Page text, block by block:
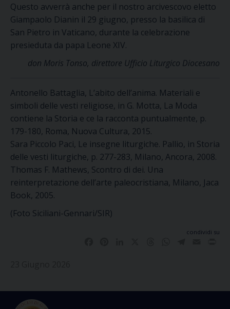
Questo avverrà anche per il nostro arcivescovo eletto
Giampaolo Dianin il 29 giugno, presso la basilica di
San Pietro in Vaticano, durante la celebrazione
presieduta da papa Leone XIV.
don Moris Tonso, direttore Ufficio Liturgico Diocesano
Antonello Battaglia, L’abito dell’anima. Materiali e
simboli delle vesti religiose, in G. Motta, La Moda
contiene la Storia e ce la racconta puntualmente, p.
179-180, Roma, Nuova Cultura, 2015.
Sara Piccolo Paci, Le insegne liturgiche. Pallio, in Storia
delle vesti liturgiche, p. 277-283, Milano, Ancora, 2008.
Thomas F. Mathews, Scontro di dei. Una
reinterpretazione dell’arte paleocristiana, Milano, Jaca
Book, 2005.
(Foto Siciliani-Gennari/SIR)
condividi su